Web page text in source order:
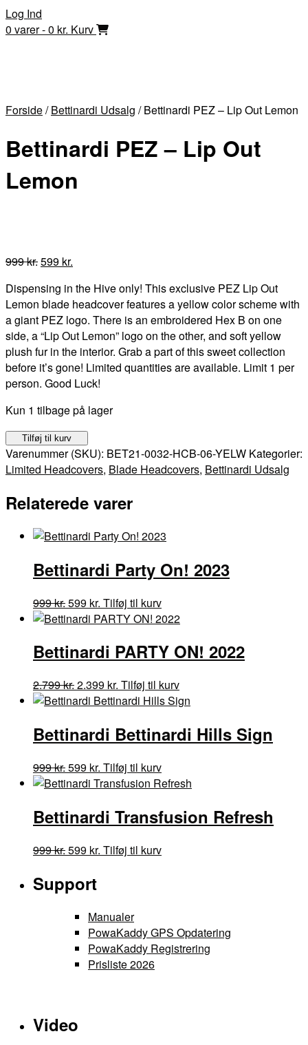
Skip
to
Log Ind
0 varer - 0 kr. Kurv
Forside/Bettinardi Udsalg / Bettinardi PEZ – Lip Out Lemon
Bettinardi PEZ – Lip Out
Lemon
999kr.Den
pris
var:
999 kr..
599 kr.
pris
er:
599 kr..
Dispensing in the Hive only! This exclusive PEZ Lip Out
Lemon blade headcover features a yellow color scheme with
a giant PEZ logo. There is an embroidered Hex B on one
side, a “Lip Out Lemon” logo on the other, and soft yellow
plush fur in the interior. Grab a part of this sweet collection
before it’s gone! Limited quantities are available. Limit 1 per
person. Good Luck!
Kun 1 tilbage på lager
Bettinardi
PEZ
-
Out
antal
Tilføj til kurv
Varenummer (SKU): BET21-0032-HCB-06-YELW Kategorier:
Limited Headcovers, Blade Headcovers, Bettinardi Udsalg
Relaterede varer
Bettinardi Party On! 2023
999kr.Den
oprindelige
var:
999 kr..
599 kr. Den
aktuelle
er:
599 kr..
Tilføj til kurv
Bettinardi PARTY ON! 2022
2.799kr.Den
oprindelige
var:
2.799 kr..
2.399 kr. Den
aktuelle
er:
2.399 kr..
Tilføj til kurv
Bettinardi Bettinardi Hills Sign
999kr.Den
oprindelige
var:
999 kr..
599 kr. Den
aktuelle
er:
599 kr..
Tilføj til kurv
Bettinardi Transfusion Refresh
999kr.Den
pris
var:
999 kr..
599 kr. Den
599 kr..
Tilføj til kurv
Support
Manualer
PowaKaddy GPS Opdatering
PowaKaddy Registrering
Prisliste 2026
Video